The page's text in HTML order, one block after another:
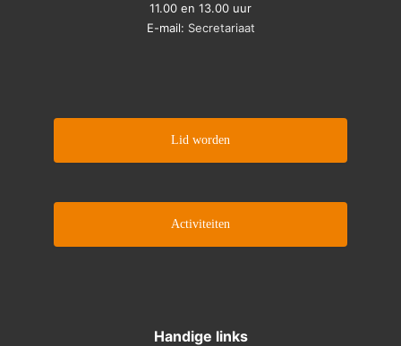
11.00 en 13.00 uur
E-mail: Secretariaat
Lid worden
Activiteiten
Handige links